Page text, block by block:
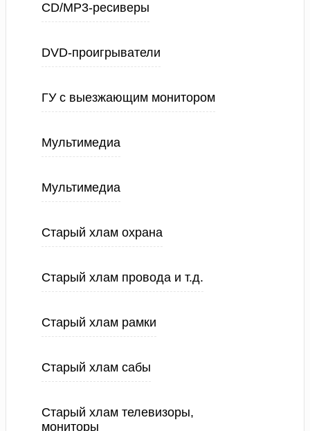
CD/MP3-ресиверы
DVD-проигрыватели
ГУ с выезжающим монитором
Мультимедиа
Мультимедиа
Старый хлам охрана
Старый хлам провода и т.д.
Старый хлам рамки
Старый хлам сабы
Старый хлам телевизоры,
мониторы